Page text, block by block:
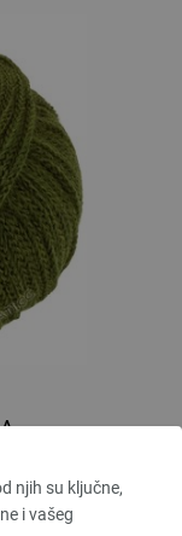
njih su ključne,
i vašeg
g